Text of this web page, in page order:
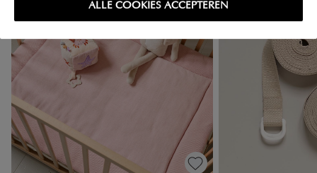
ALLE COOKIES ACCEPTEREN